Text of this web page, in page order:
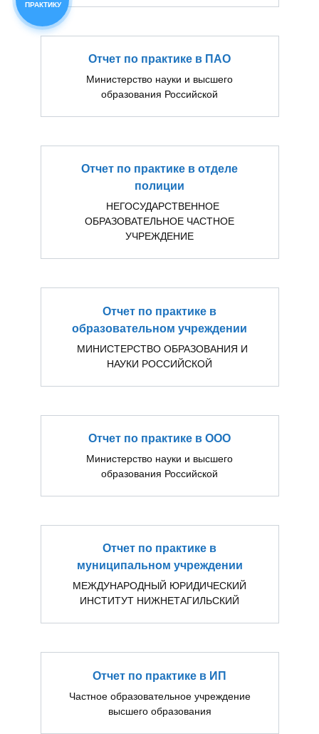
ПРАКТИКУ
Отчет по практике в ПАО
Министерство науки и высшего
образования Российской
Отчет по практике в отделе
полиции
НЕГОСУДАРСТВЕННОЕ
ОБРАЗОВАТЕЛЬНОЕ ЧАСТНОЕ
УЧРЕЖДЕНИЕ
Отчет по практике в
образовательном учреждении
МИНИСТЕРСТВО ОБРАЗОВАНИЯ И
НАУКИ РОССИЙСКОЙ
Отчет по практике в ООО
Министерство науки и высшего
образования Российской
Отчет по практике в
муниципальном учреждении
МЕЖДУНАРОДНЫЙ ЮРИДИЧЕСКИЙ
ИНСТИТУТ НИЖНЕТАГИЛЬСКИЙ
Отчет по практике в ИП
Частное образовательное учреждение
высшего образования